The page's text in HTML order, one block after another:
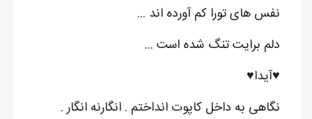
نفس های تورا کم آورده اند ...
دلم برایت تنگ شده است ...​
♥آیدا♥
نگاهی به داخل کاپوت انداختم . انگارنه انگار .